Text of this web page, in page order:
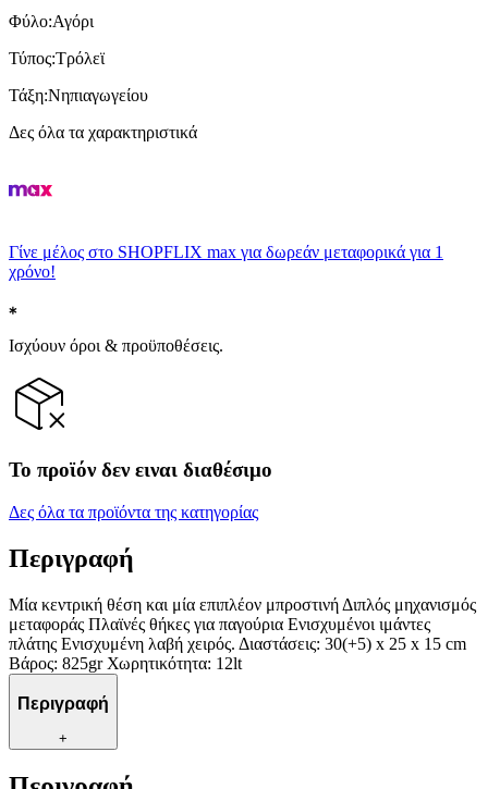
Φύλο:Αγόρι
Τύπος:Τρόλεϊ
Τάξη:Νηπιαγωγείου
Δες όλα τα χαρακτηριστικά
Γίνε μέλος στο SHOPFLIX max για δωρεάν μεταφορικά για 1
χρόνο!
Ισχύουν όροι & προϋποθέσεις.
Το προϊόν δεν ειναι διαθέσιμο
Δες όλα τα προϊόντα της κατηγορίας
Περιγραφή
Μία κεντρική θέση και μία επιπλέον μπροστινή Διπλός μηχανισμός
μεταφοράς Πλαϊνές θήκες για παγούρια Ενισχυμένοι ιμάντες
πλάτης Ενισχυμένη λαβή χειρός. Διαστάσεις: 30(+5) x 25 x 15 cm
Βάρος: 825gr Χωρητικότητα: 12lt
Περιγραφή
+